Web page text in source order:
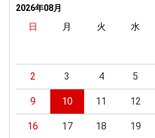
2026年08月
日 月 火 水
2 3 4 5
9 10 11 12
16 17 18 19